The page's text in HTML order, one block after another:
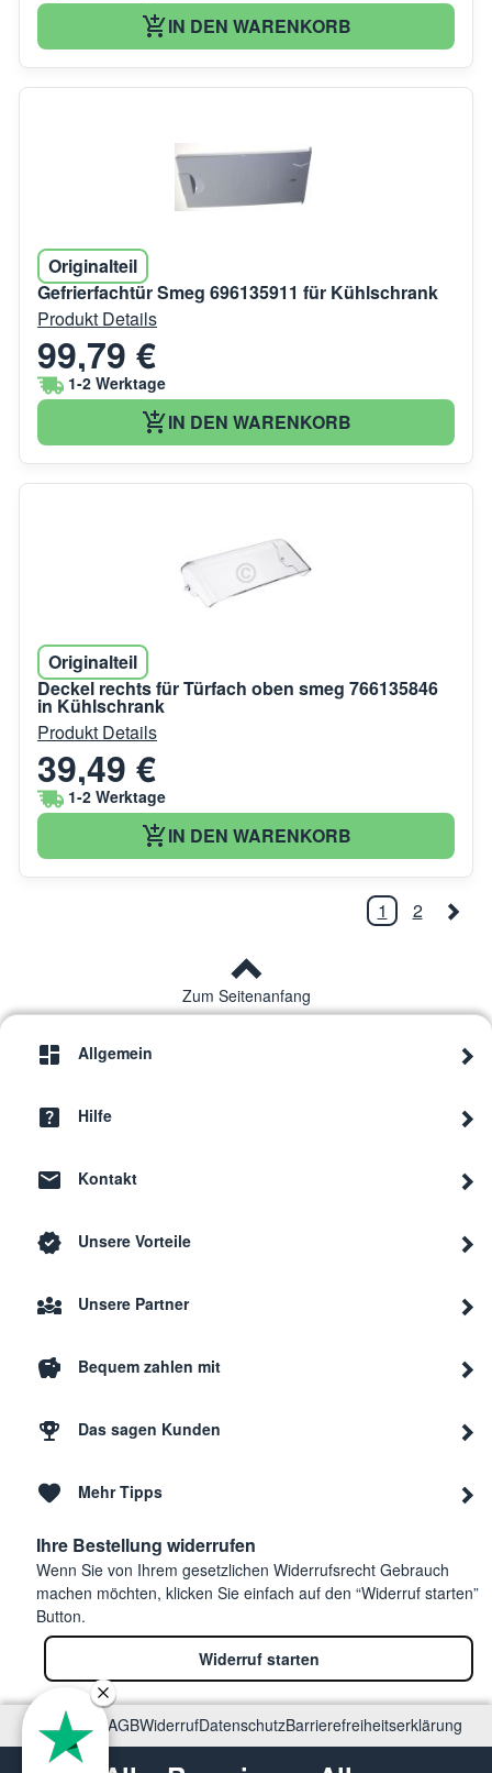
IN DEN WARENKORB
Originalteil
Gefrierfachtür Smeg 696135911 für Kühlschrank
Produkt Details
99,79 €
1-2 Werktage
IN DEN WARENKORB
Originalteil
Deckel rechts für Türfach oben smeg 766135846
in Kühlschrank
Produkt Details
39,49 €
1-2 Werktage
IN DEN WARENKORB
1 2
Zum Seitenanfang
Allgemein
Hilfe
Kontakt
Unsere Vorteile
Unsere Partner
Bequem zahlen mit
Das sagen Kunden
Mehr Tipps
Ihre Bestellung widerrufen
Wenn Sie von Ihrem gesetzlichen Widerrufsrecht Gebrauch
machen möchten, klicken Sie einfach auf den “Widerruf starten”
Button.
Widerruf starten
ImpressumAGBWiderrufDatenschutzBarrierefreiheitserklärung